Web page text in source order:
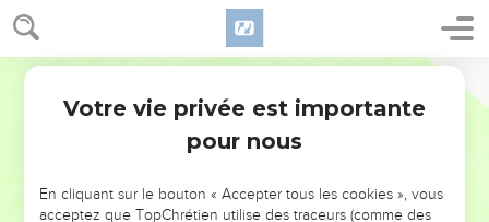
NE MANQUEZ PAS L’ÉVÉNEMENT
Votre vie privée est importante
pour nous
En cliquant sur le bouton « Accepter tous les cookies », vous
acceptez que TopChrétien utilise des traceurs (comme des